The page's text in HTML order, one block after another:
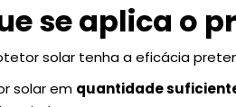
se aplica o
solar tenha a eficácia
solar em quantidade